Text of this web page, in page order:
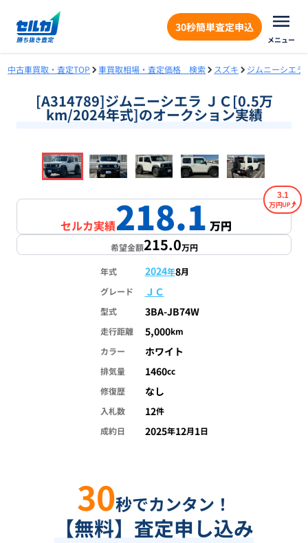
30秒簡単査定申込
メニュー
中古車買取・査定TOP 車買取相場・査定価格 検索 スズキ ジムニーシエラ
[A314789]ジムニーシエラ ＪＣ[0.5万
km/2024年式]のオークション実績
1/19
セルカ実績218.1万円
3.1
万円
希望金額215.0万円
年式 2024年8月
グレード
ＪＣ
型式 3BA-JB74W
走行距離 5,000km
カラー
ホワイト
排気量 1460cc
修復歴
なし
入札数 12件
成約日
2025年12月1日
30秒でカンタン！
【無料】査定申し込み